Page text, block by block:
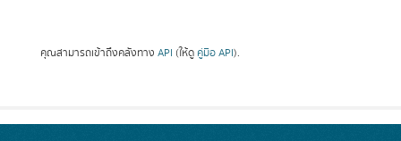
คุณสามารถเข้าถึงคลังทาง API (ให้ดู คู่มือ API).